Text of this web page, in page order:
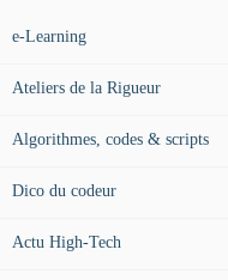
e-Learning
Ateliers de la Rigueur
Algorithmes, codes & scripts
Dico du codeur
Actu High-Tech